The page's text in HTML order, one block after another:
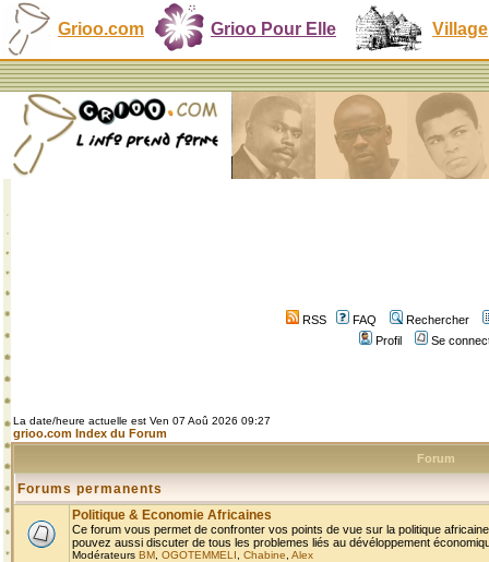
Grioo.com Grioo Pour Elle Village
RSS FAQ
Rechercher
Profil
Se
La date/heure actuelle est Ven 07 Aoû 2026 09:27
grioo.com Index du Forum
Forum
Forums permanents
Politique & Economie Africaines
Ce forum vous permet de confronter vos points de vue sur la politique
pouvez aussi discuter de tous les problemes liés au dévéloppement
Modérateurs BM OGOTEMMELI Chabine Alex